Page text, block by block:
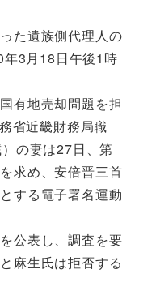
た遺族側代理人の
3月18日午後1時
有地売却問題を担
省近畿財務局職
の妻は27日、第
求め、安倍晋三首
する電子署名運動
公表し、調査を要
麻生氏は拒否する